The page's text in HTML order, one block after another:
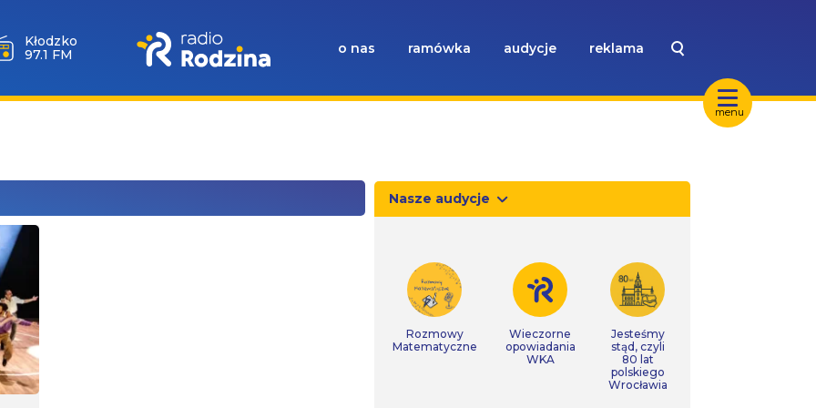
menu
Kłodzko
97.1 FM
o nas ramówka audycje reklama
Nasze audycje
Rozmowy
Matematyczne
Wieczorne
opowiadania
WKA
Jesteśmy
stąd, czyli
80 lat
polskiego
Wrocławia